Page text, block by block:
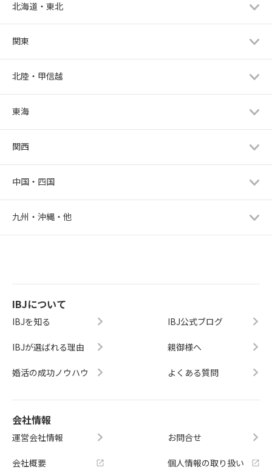
北海道・東北
関東
北陸・甲信越
東海
関西
中国・四国
九州・沖縄・他
IBJについて
IBJを知る
IBJが選ばれる理由
婚活の成功ノウハウ
IBJ公式ブログ
親御様へ
よくある質問
会社情報
運営会社情報
会社概要
お問合せ
個人情報の取り扱い